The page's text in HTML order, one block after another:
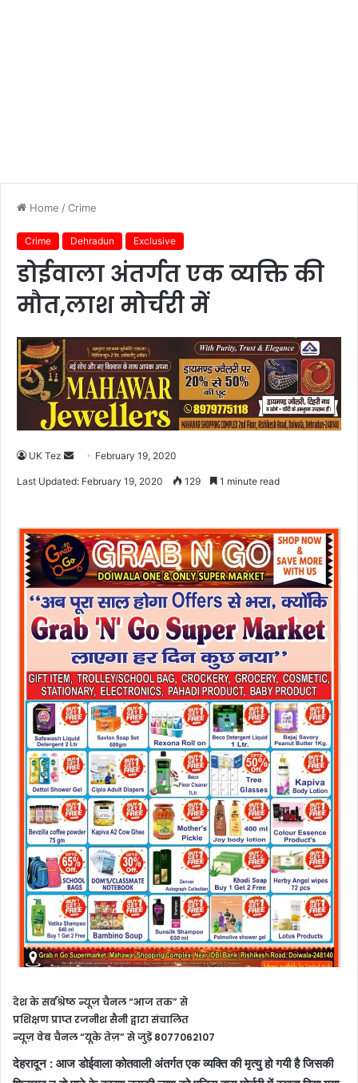
Home /Crime
Crime Dehradun Exclusive
डोईवाला अंतर्गत एक व्यक्ति की
मौत,लाश मोर्चरी में
UK Tez
e
a
e
m
a
i
February 19, 2020
Last Updated: February 19, 2020 129 1 minute read
देश के सर्वश्रेष्ठ न्यूज़ चैनल “आज तक” से
प्रशिक्षण प्राप्त रजनीश सैनी द्वारा संचालित
न्यूज़ वेब चैनल “यूके तेज़” से जुड़ें 8077062107
देहरादून : आज डोईवाला कोतवाली अंतर्गत एक व्यक्ति की मृत्यु हो गयी है जिसकी